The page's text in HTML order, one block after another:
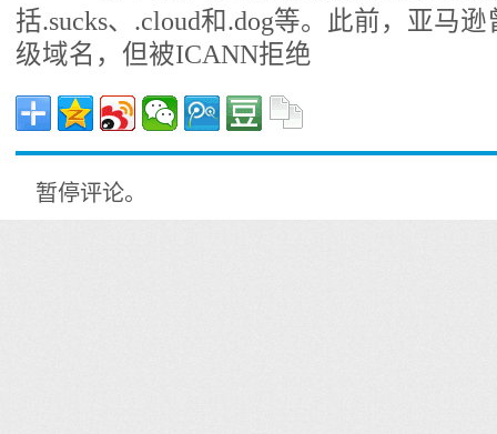
括.sucks、.cloud和.dog等。此前，亚马
级域名，但被ICANN拒绝
暂停评论。